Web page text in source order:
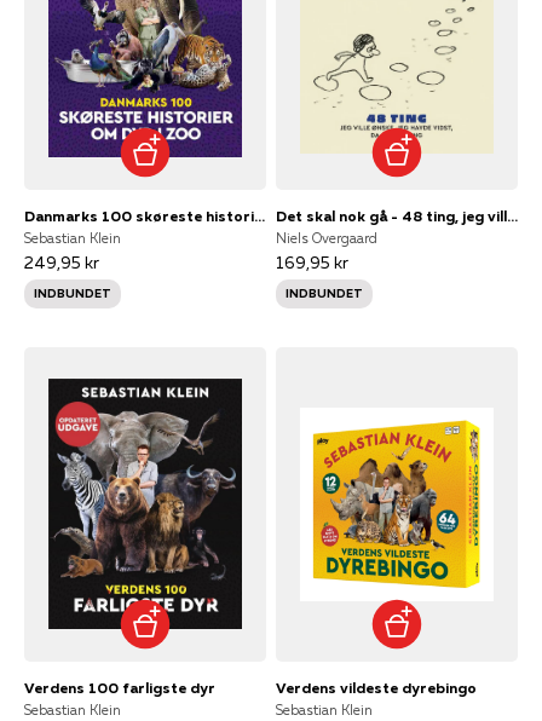
Danmarks 100 skøreste historier om dyr i zoo
Sebastian Klein
249,95 kr
INDBUNDET
Det skal nok gå - 48 ting, jeg ville ønske, jeg havde vidst, da jeg var ung
Niels Overgaard
169,95 kr
INDBUNDET
Verdens 100 farligste dyr
Sebastian Klein
Verdens vildeste dyrebingo
Sebastian Klein